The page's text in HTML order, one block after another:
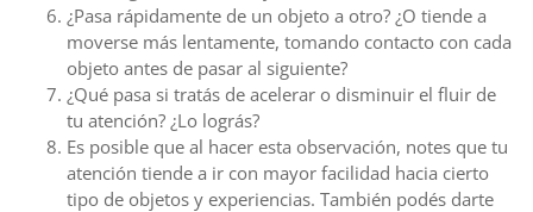
¿Pasa rápidamente de un objeto a otro? ¿O tiende a
moverse más lentamente, tomando contacto con cada
objeto antes de pasar al siguiente?
¿Qué pasa si tratás de acelerar o disminuir el fluir de
tu atención? ¿Lo lográs?
Es posible que al hacer esta observación, notes que tu
atención tiende a ir con mayor facilidad hacia cierto
tipo de objetos y experiencias. También podés darte